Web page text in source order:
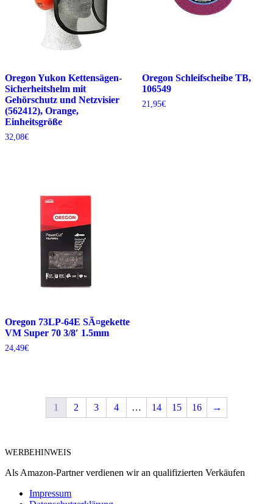
Oregon Yukon Kettensägen-
Sicherheitshelm mit
Gehörschutz und Netzvisier
(562412), Orange,
Einheitsgröße
32,08€
Oregon Schleifscheibe TB,
106549
21,95€
Oregon 73LP-64E SÃ¤gekette
VM Super 70 3/8′ 1.5mm
24,49€
1 2 3 4 … 14 15 16 →
WERBEHINWEIS
Als Amazon-Partner verdienen wir an qualifizierten Verkäufen
Impressum